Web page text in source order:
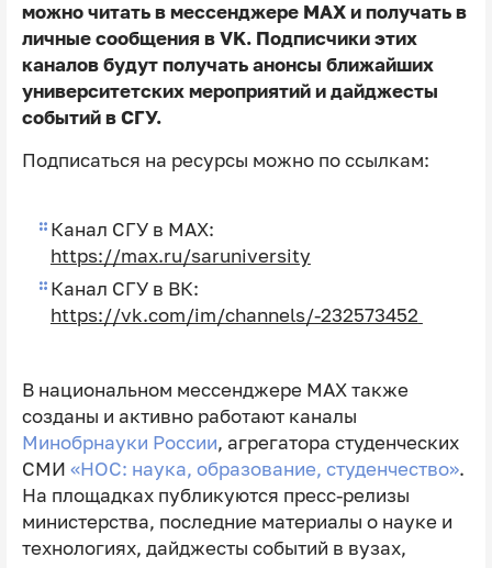
можно читать в мессенджере MAX и получать в
личные сообщения в VK. Подписчики этих
каналов будут получать анонсы ближайших
университетских мероприятий и дайджесты
событий в СГУ.
Подписаться на ресурсы можно по ссылкам:
Канал СГУ в MAX:
https://max.ru/saruniversity
Канал СГУ в ВК:
https://vk.com/im/channels/-232573452
В национальном мессенджере MAX также
созданы и активно работают каналы
Минобрнауки России, агрегатора студенческих
СМИ «НОС: наука, образование, студенчество».
На площадках публикуются пресс-релизы
министерства, последние материалы о науке и
технологиях, дайджесты событий в вузах,